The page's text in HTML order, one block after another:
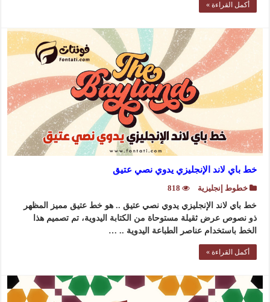
أكمل القراءة »
خط باي لاند الإنجليزي يدوي نصي عتيق
خطوط إنجليزية
818
خط باي لاند الإنجليزي يدوي نصي عتيق .. هو خط عتيق مميز المظهر
ذو نصوص عرض ثقيلة مستوحاة من الكتابة اليدوية، تم تصميم هذا
الخط باستخدام عناصر الطباعة اليدوية .. …
أكمل القراءة »